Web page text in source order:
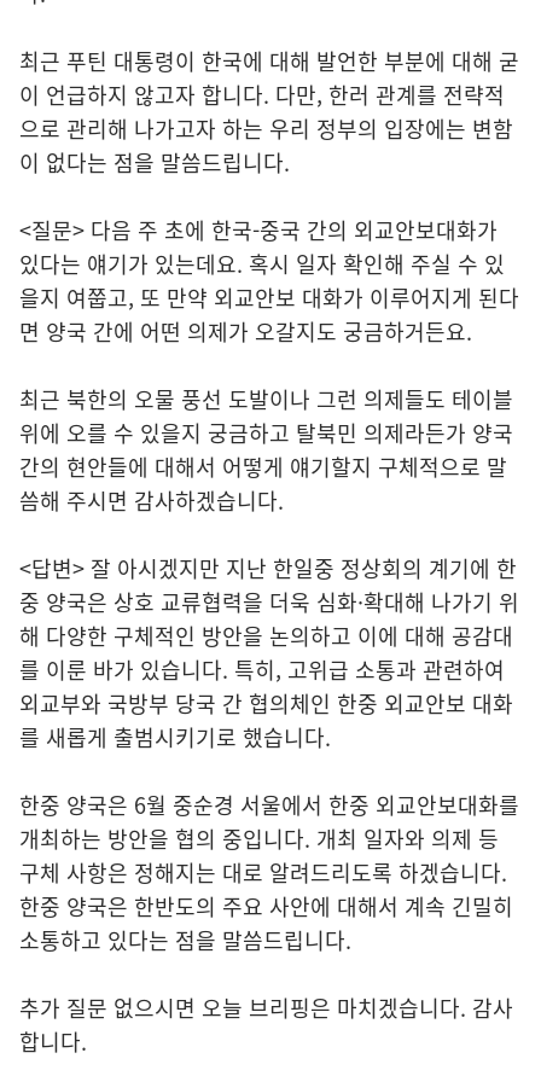
최근 푸틴 대통령이 한국에 대해 발언한 부분에 대해 굳
이 언급하지 않고자 합니다. 다만, 한러 관계를 전략적
으로 관리해 나가고자 하는 우리 정부의 입장에는 변함
이 없다는 점을 말씀드립니다.
<질문> 다음 주 초에 한국-중국 간의 외교안보대화가
있다는 얘기가 있는데요. 혹시 일자 확인해 주실 수 있
을지 여쭙고, 또 만약 외교안보 대화가 이루어지게 된다
면 양국 간에 어떤 의제가 오갈지도 궁금하거든요.
최근 북한의 오물 풍선 도발이나 그런 의제들도 테이블
위에 오를 수 있을지 궁금하고 탈북민 의제라든가 양국
간의 현안들에 대해서 어떻게 얘기할지 구체적으로 말
씀해 주시면 감사하겠습니다.
<답변> 잘 아시겠지만 지난 한일중 정상회의 계기에 한
중 양국은 상호 교류협력을 더욱 심화·확대해 나가기 위
해 다양한 구체적인 방안을 논의하고 이에 대해 공감대
를 이룬 바가 있습니다. 특히, 고위급 소통과 관련하여
외교부와 국방부 당국 간 협의체인 한중 외교안보 대화
를 새롭게 출범시키기로 했습니다.
한중 양국은 6월 중순경 서울에서 한중 외교안보대화를
개최하는 방안을 협의 중입니다. 개최 일자와 의제 등
구체 사항은 정해지는 대로 알려드리도록 하겠습니다.
한중 양국은 한반도의 주요 사안에 대해서 계속 긴밀히
소통하고 있다는 점을 말씀드립니다.
추가 질문 없으시면 오늘 브리핑은 마치겠습니다. 감사
합니다.